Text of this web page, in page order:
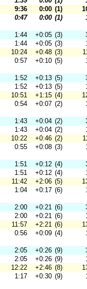
9:36
0:00 (1)
0:47
0:00 (1)
1:44 +0:05 (3)
1:44 +0:05 (3)
10:24
+0:48 (3)
0:57
+0:10 (5)
1:52 +0:13 (5)
1:52 +0:13 (5)
10:51
+1:15 (4)
0:54
+0:07 (2)
1:43 +0:04 (2)
1:43 +0:04 (2)
10:22
+0:46 (2)
0:55
+0:08 (3)
1:51 +0:12 (4)
1:51 +0:12 (4)
11:42
+2:06 (5)
1:04
+0:17 (6)
2:00 +0:21 (6)
2:00 +0:21 (6)
11:57
+2:21 (6)
0:56
+0:09 (4)
2:05 +0:26 (9)
2:05 +0:26 (9)
12:22
+2:46 (8)
1:17
+0:30 (9)